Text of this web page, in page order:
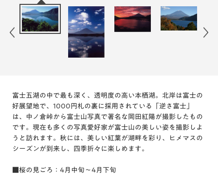
夏の本栖湖
富士五湖の中で最も深く、透明度の高い本栖湖。北岸は富士の
好展望地で、1000円札の裏に採用されている「逆さ富士」
は、中ノ倉峠から富士山写真で著名な岡田紅陽が撮影したもの
です。現在も多くの写真愛好家が富士山の美しい姿を撮影しよ
うと訪れます。秋には、美しい紅葉が湖畔を彩り、ヒメマスの
シーズンが到来し、四季折々に楽しめます。
■桜の見ごろ：4月中旬～4月下旬